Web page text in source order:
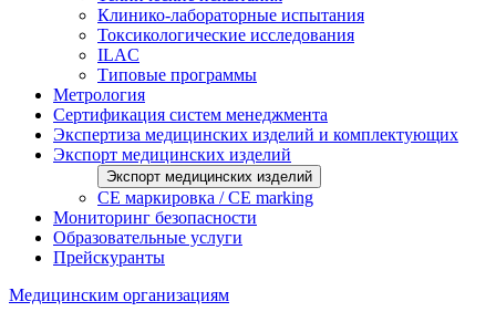
Клинико-лабораторные испытания
Токсикологические исследования
ILAС
Типовые программы
Метрология
Сертификация систем менеджмента
Экспертиза медицинских изделий и комплектующих
Экспорт медицинских изделий
Экспорт медицинских изделий
CE маркировка / CE marking
Мониторинг безопасности
Образовательные услуги
Прейскуранты
Медицинским организациям